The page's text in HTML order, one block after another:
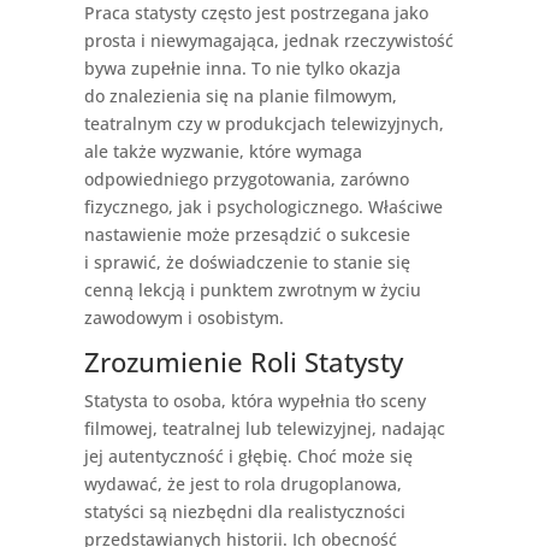
Praca statysty często jest postrzegana jako
prosta i niewymagająca, jednak rzeczywistość
bywa zupełnie inna. To nie tylko okazja
do znalezienia się na planie filmowym,
teatralnym czy w produkcjach telewizyjnych,
ale także wyzwanie, które wymaga
odpowiedniego przygotowania, zarówno
fizycznego, jak i psychologicznego. Właściwe
nastawienie może przesądzić o sukcesie
i sprawić, że doświadczenie to stanie się
cenną lekcją i punktem zwrotnym w życiu
zawodowym i osobistym.
Zrozumienie Roli Statysty
Statysta to osoba, która wypełnia tło sceny
filmowej, teatralnej lub telewizyjnej, nadając
jej autentyczność i głębię. Choć może się
wydawać, że jest to rola drugoplanowa,
statyści są niezbędni dla realistyczności
przedstawianych historii. Ich obecność